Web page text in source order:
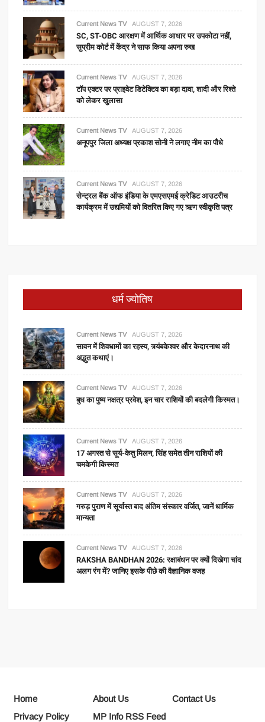
Current News TV AUGUST 7, 2026
SC, ST-OBC आरक्षण में आर्थिक आधार पर उपकोटा नहीं,
सुप्रीम कोर्ट में केंद्र ने साफ किया अपना रुख
Current News TV AUGUST 7, 2026
टॉप एक्टर पर प्राइवेट डिटेक्टिव का बड़ा दावा, शादी और रिश्ते
को लेकर खुलासा
Current News TV AUGUST 7, 2026
अनूपपुर जिला अध्यक्ष प्रकाश सोनी ने लगाए नीम का पौधे
Current News TV AUGUST 7, 2026
सेन्ट्रल बैंक ऑफ इंडिया के एमएसएमई क्रेडिट आउटरीच
कार्यक्रम में उद्यमियों को वितरित किए गए ऋण स्वीकृति पत्र
धर्म ज्योतिष
Current News TV AUGUST 7, 2026
सावन में शिवधामों का रहस्य, त्र्यंबकेश्वर और केदारनाथ की
अद्भुत कथाएं।
Current News TV AUGUST 7, 2026
बुध का पुष्य नक्षत्र प्रवेश, इन चार राशियों की बदलेगी किस्मत।
Current News TV AUGUST 7, 2026
17 अगस्त से सूर्य-केतु मिलन, सिंह समेत तीन राशियों की
चमकेगी किस्मत
Current News TV AUGUST 7, 2026
गरुड़ पुराण में सूर्यास्त बाद अंतिम संस्कार वर्जित, जानें धार्मिक
मान्यता
Current News TV AUGUST 7, 2026
RAKSHA BANDHAN 2026: रक्षाबंधन पर क्यों दिखेगा चांद
अलग रंग में? जानिए इसके पीछे की वैज्ञानिक वजह
Home About Us
Contact Us
Privacy Policy
MP Info RSS Feed